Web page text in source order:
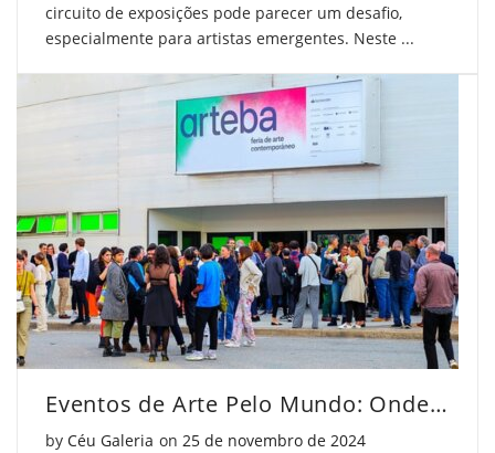
circuito de exposições pode parecer um desafio,
especialmente para artistas emergentes. Neste ...
Eventos de Arte Pelo Mundo: Onde Encontrar Inspiração
by Céu Galeria on Posted on
25 de novembro de 2024